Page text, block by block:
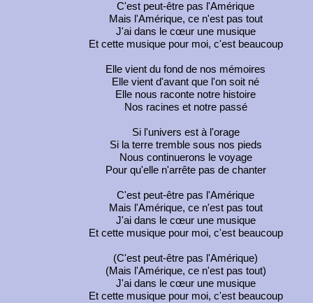
C'est peut-être pas l'Amérique
Mais l'Amérique, ce n'est pas tout
J'ai dans le cœur une musique
Et cette musique pour moi, c'est beaucoup
Elle vient du fond de nos mémoires
Elle vient d'avant que l'on soit né
Elle nous raconte notre histoire
Nos racines et notre passé
Si l'univers est à l'orage
Si la terre tremble sous nos pieds
Nous continuerons le voyage
Pour qu'elle n'arrête pas de chanter
C'est peut-être pas l'Amérique
Mais l'Amérique, ce n'est pas tout
J'ai dans le cœur une musique
Et cette musique pour moi, c'est beaucoup
(C'est peut-être pas l'Amérique)
(Mais l'Amérique, ce n'est pas tout)
J'ai dans le cœur une musique
Et cette musique pour moi, c'est beaucoup